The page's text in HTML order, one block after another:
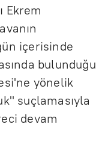
Ekrem
içerisinde
bulunduğu
yönelik
suçlamasıyla
devam